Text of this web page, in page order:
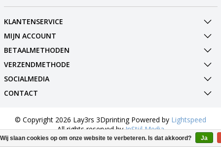
KLANTENSERVICE
MIJN ACCOUNT
BETAALMETHODEN
VERZENDMETHODE
SOCIALMEDIA
CONTACT
© Copyright 2026 Lay3rs 3Dprinting Powered by Lightspeed
All rights reserved byInStijl Media
Wij slaan cookies op om onze website te verbeteren. Is dat akkoord? Ja